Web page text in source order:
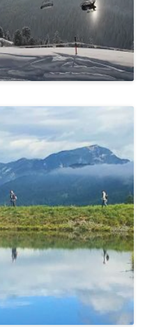
Ab 1.210€
&
In Tirol
Ab 1.340€